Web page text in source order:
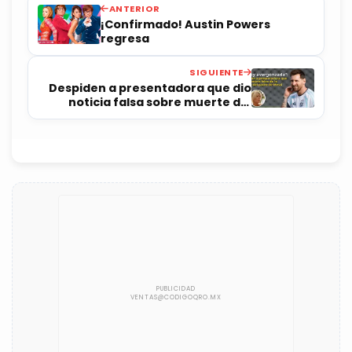
ANTERIOR
¡Confirmado! Austin Powers
regresa
SIGUIENTE
Despiden a presentadora que dio
noticia falsa sobre muerte del
padre de Messi